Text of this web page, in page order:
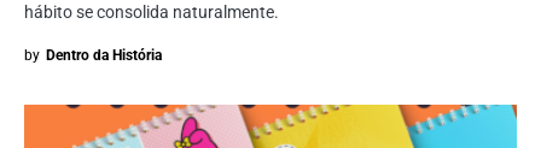
hábito se consolida naturalmente.
by Dentro da História